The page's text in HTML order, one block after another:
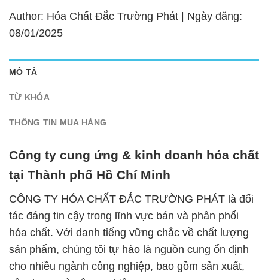
Author: Hóa Chất Đắc Trường Phát | Ngày đăng:
08/01/2025
MÔ TẢ
TỪ KHÓA
THÔNG TIN MUA HÀNG
Công ty cung ứng & kinh doanh hóa chất
tại Thành phố Hồ Chí Minh
CÔNG TY HÓA CHẤT ĐẮC TRƯỜNG PHÁT là đối
tác đáng tin cậy trong lĩnh vực bán và phân phối
hóa chất. Với danh tiếng vững chắc về chất lượng
sản phẩm, chúng tôi tự hào là nguồn cung ổn định
cho nhiều ngành công nghiệp, bao gồm sản xuất,